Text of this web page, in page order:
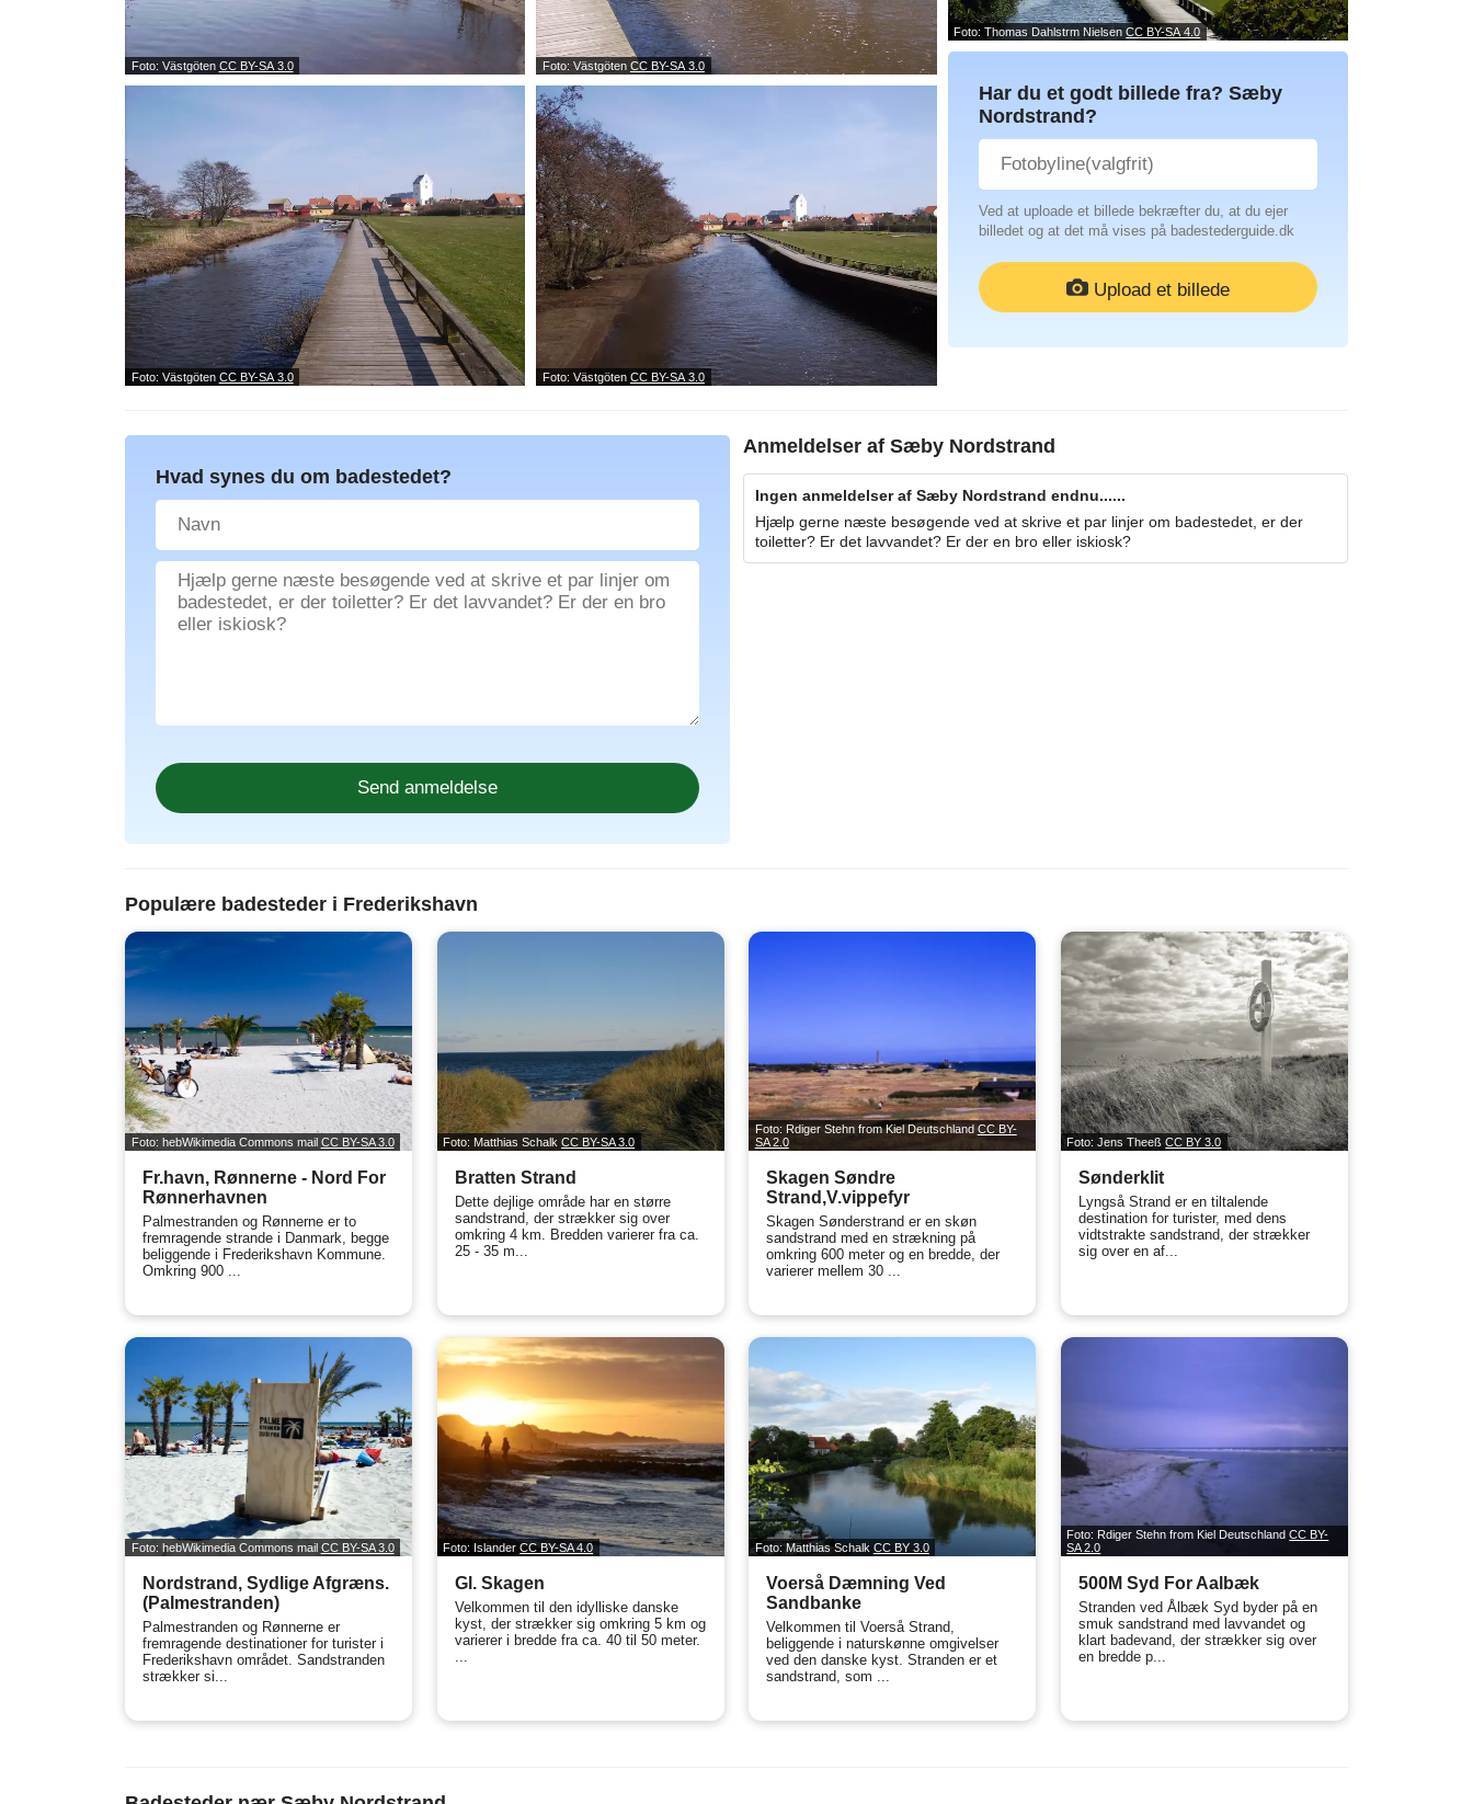
Foto: Västgöten CC BY-SA 3.0
Foto: Västgöten CC BY-SA 3.0
Foto: Västgöten CC BY-SA 3.0
Foto: Västgöten CC BY-SA 3.0
Foto: Thomas Dahlstrm NielsenCC BY-SA 4.0
Har du et godt billede fra? Sæby
Nordstrand?
Ved at uploade et billede bekræfter du, at du ejer
billedet og at det må vises på badestederguide.dk
Upload et billede
Anmeldelser af Sæby Nordstrand
Ingen anmeldelser af Sæby Nordstrand endnu......
Hjælp gerne næste besøgende ved at skrive et par linjer om badestedet, er der
toiletter? Er det lavvandet? Er der en bro eller iskiosk?
Hvad synes du om badestedet?
Populære badesteder i Frederikshavn
Foto: hebWikimedia Commons mail CC BY-SA 3.0
Fr.havn, Rønnerne - Nord For
Rønnerhavnen
Palmestranden og Rønnerne er to
fremragende strande i Danmark, begge
beliggende i Frederikshavn Kommune.
Omkring 900 ...
Foto: Matthias SchalkCC BY-SA 3.0
Bratten Strand
Dette dejlige område har en større
sandstrand, der strækker sig over
omkring 4 km. Bredden varierer fra ca.
25 - 35 m...
Foto: Rdiger Stehn from Kiel Deutschland CC BY-
SA 2.0
Skagen Søndre
Strand,V.vippefyr
Skagen Sønderstrand er en skøn
sandstrand med en strækning på
omkring 600 meter og en bredde, der
varierer mellem 30 ...
Foto: Jens TheeßCC BY 3.0
Sønderklit
Lyngså Strand er en tiltalende
destination for turister, med dens
vidtstrakte sandstrand, der strækker
sig over en af...
Foto: hebWikimedia Commons mail CC BY-SA 3.0
Nordstrand, Sydlige Afgræns.
(Palmestranden)
Palmestranden og Rønnerne er
fremragende destinationer for turister i
Frederikshavn området. Sandstranden
strækker si...
Foto: IslanderCC BY-SA 4.0
Gl. Skagen
Velkommen til den idylliske danske
kyst, der strækker sig omkring 5 km og
varierer i bredde fra ca. 40 til 50 meter.
...
Foto: Matthias Schalk CC BY 3.0
Voerså Dæmning Ved
Sandbanke
Velkommen til Voerså Strand,
beliggende i naturskønne omgivelser
ved den danske kyst. Stranden er et
sandstrand, som ...
Foto: Rdiger Stehn from Kiel DeutschlandCC BY-
SA 2.0
500M Syd For Aalbæk
Stranden ved Ålbæk Syd byder på en
smuk sandstrand med lavvandet og
klart badevand, der strækker sig over
en bredde p...